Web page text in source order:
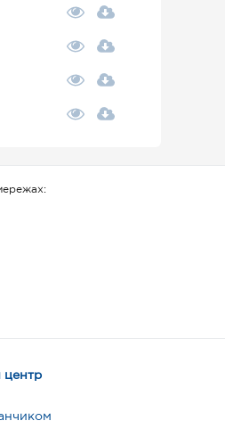
центр